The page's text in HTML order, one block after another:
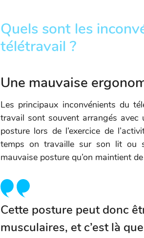
Quels sont les
télétravail ?
Une mauvaise
Les principaux inconvénients du
travail sont souvent arrangés avec
posture lors de l’exercice de
temps on travaille sur son lit ou
mauvaise posture qu’on maintient
Cette posture peut donc
musculaires, et c’est là